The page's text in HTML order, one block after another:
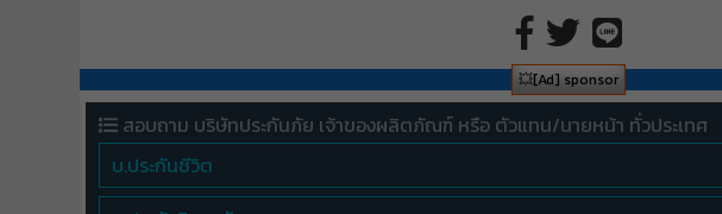
💥[Ad] sponsor
สอบถาม บริษัทประกันภัย เจ้าของผลิตภัณฑ์ หรือ ตัวแทน/นายหน้า ทั่วประเทศ
บ.ประกันชีวิต